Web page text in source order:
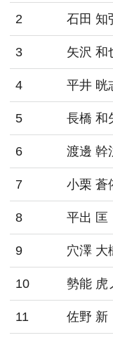
2 石田 知
3 矢沢 和
4 平井 晄
5 長橋 和
6 渡邊 幹
7 小栗 蒼
8 平出 匡
9 穴澤 大
10 勢能 虎
11 佐野 新